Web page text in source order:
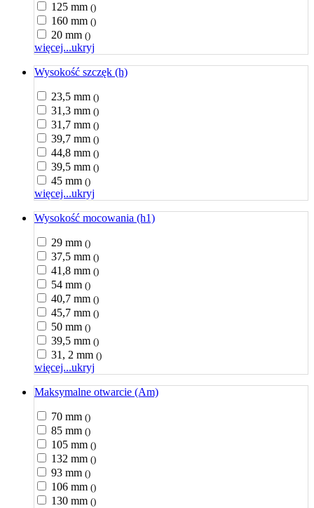
125 mm ()
160 mm ()
20 mm ()
więcej...ukryj
Wysokość szczęk (h)
23,5 mm ()
31,3 mm ()
31,7 mm ()
39,7 mm ()
44,8 mm ()
39,5 mm ()
45 mm ()
więcej...ukryj
Wysokość mocowania (h1)
29 mm ()
37,5 mm ()
41,8 mm ()
54 mm ()
40,7 mm ()
45,7 mm ()
50 mm ()
39,5 mm ()
31, 2 mm ()
więcej...ukryj
Maksymalne otwarcie (Am)
70 mm ()
85 mm ()
105 mm ()
132 mm ()
93 mm ()
106 mm ()
130 mm ()